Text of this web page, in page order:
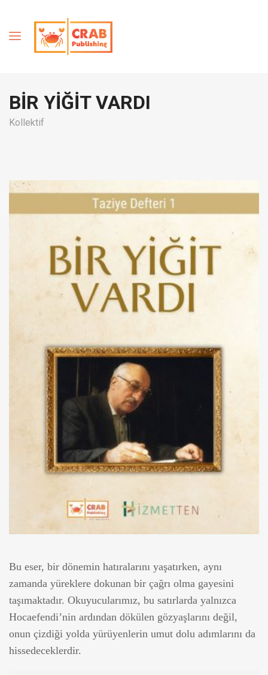
BİR YİĞİT VARDI
Kollektif
Bu eser, bir dönemin hatıralarını yaşatırken, aynı
zamanda yüreklere dokunan bir çağrı olma gayesini
taşımaktadır. Okuyucularımız, bu satırlarda yalnızca
Hocaefendi’nin ardından dökülen gözyaşlarını değil,
onun çizdiği yolda yürüyenlerin umut dolu adımlarını da
hissedeceklerdir.